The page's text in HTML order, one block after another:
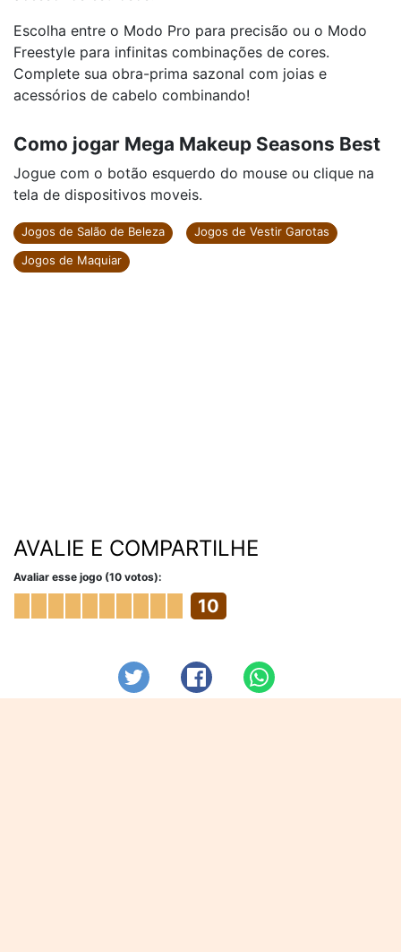
Escolha entre o Modo Pro para precisão ou o Modo
Freestyle para infinitas combinações de cores.
Complete sua obra-prima sazonal com joias e
acessórios de cabelo combinando!
Como jogar Mega Makeup Seasons Best
Jogue com o botão esquerdo do mouse ou clique na
tela de dispositivos moveis.
Jogos de Salão de Beleza
Jogos de Vestir Garotas
Jogos de Maquiar
AVALIE E COMPARTILHE
Avaliar esse jogo (10 votos):
10